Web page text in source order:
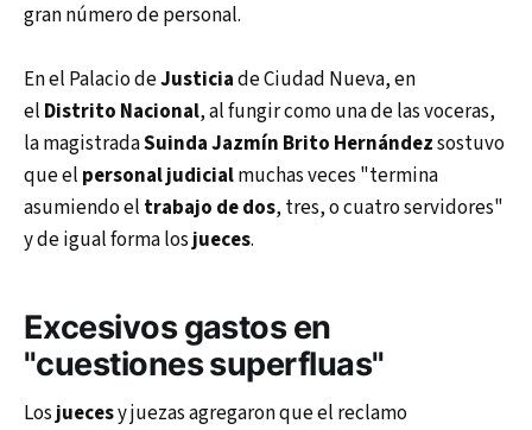
gran número de personal.
En el Palacio deJusticiade Ciudad Nueva, en
el Distrito Nacional, al fungir como una de las voceras,
la magistradaSuinda Jazmín Brito Hernándezsostuvo
que el personal judicialmuchas veces "termina
asumiendo el trabajo de dos, tres, o cuatro servidores"
y de igual forma losjueces.
Excesivos gastos en
"cuestiones superfluas"
Losjuecesy juezas agregaron que el reclamo